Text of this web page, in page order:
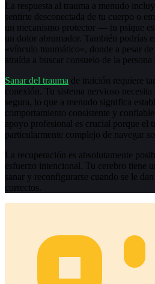
La respuesta al trauma a menudo
sentirte desconectada de tu cuerpo o
un mecanismo protector — tu psique
un dolor abrumador. También podrías
«vínculo traumático», donde a pesar
atraída a buscar consuelo de la persona
Sanar del trauma de traición requiere
conexión. Tu sistema nervioso necesita
segura, lo que a menudo significa
comportamiento consistente y
apoyo profesional es crucial porque el
particularmente complejo de navegar
La recuperación es absolutamente
esfuerzo intencional. Tu cerebro tiene
sanar y reconfigurarse cuando se le
correctos.